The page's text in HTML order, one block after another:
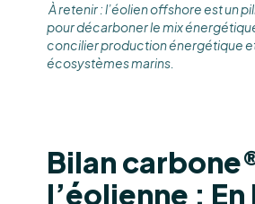
À retenir : l’éolien offshore est un
pour décarboner le mix
concilier production énergétique
écosystèmes marins.
Bilan
l’éolienne :